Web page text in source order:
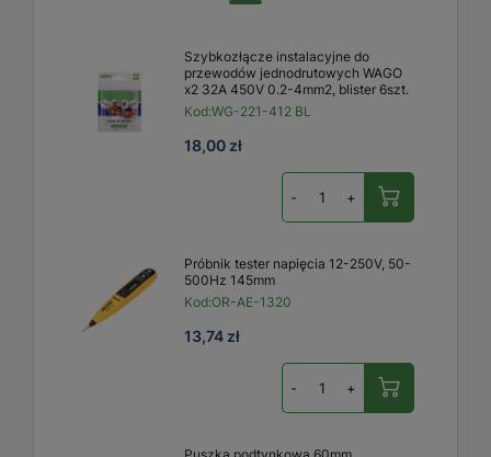
Szybkozłącze instalacyjne do
przewodów jednodrutowych WAGO
x2 32A 450V 0.2-4mm2, blister 6szt.
Kod:WG-221-412 BL
18,00 zł
- +
Próbnik tester napięcia 12-250V, 50-
500Hz 145mm
Kod:OR-AE-1320
13,74 zł
- +